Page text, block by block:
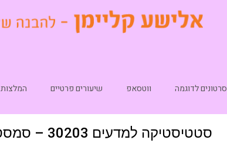
סרטונים לדוגמה ווטסאפ שיעורים פרטיים המלצות
סטטיסטיקה למדעים 30203 – סמסטר 2026 ג